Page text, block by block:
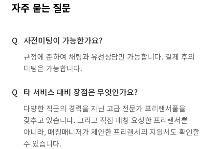
자주 묻는 질문
사전미팅이 가능한가요?
규정에 준하여 채팅과 유선상담만 가능합니다. 결제 후의
미팅은 가능합니다.
타 서비스 대비 장점은 무엇인가요?
다양한 직군의 경력을 지닌 고급 전문가 프리랜서풀을
갖추고 있습니다. 그리고 직접 매칭 요청한 프리랜서뿐
아니라, 매칭매니저가 제안한 프리랜서의 지원서도 확인할
수 있습니다.